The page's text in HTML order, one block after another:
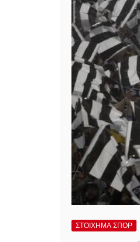
ΣΤΟΙΧΗΜΑ ΣΠΟΡ